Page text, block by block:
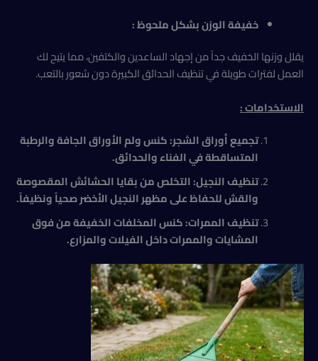
خفيفة الوزن بشكل ملحوظ :
يقلل وزنها الخفيف جداً من إجهاد الساعدين والكتفين، مما يتيح لك
العمل لفترات طويلة في تنظيف الحدائق الكبيرة دون شعور بالتعب.
الاستخدامات :
تجميع أوراق الشجر: كنس ولم الأوراق الجافة والرطبة
المتساقطة في الفناء والحدائق.
تنظيف النجيل: التخلص من بقايا الحشائش المقصوصة
والقش للحفاظ على مظهر النجيل الأخضر صحياً ونظيفاً.
تنظيف الممرات: كنس المخلفات الخفيفة من فوق
المشايات والممرات داخل الفيلات والمزارع.